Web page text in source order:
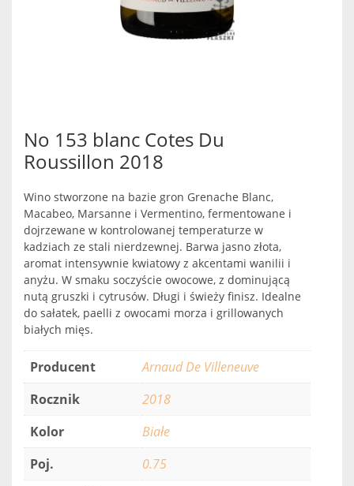
No 153 blanc Cotes Du
Roussillon 2018
Wino stworzone na bazie gron Grenache Blanc,
Macabeo, Marsanne i Vermentino, fermentowane i
dojrzewane w kontrolowanej temperaturze w
kadziach ze stali nierdzewnej. Barwa jasno złota,
aromat intensywnie kwiatowy z akcentami wanilii i
anyżu. W smaku soczyście owocowe, z dominującą
nutą gruszki i cytrusów. Długi i świeży finisz. Idealne
do sałatek, paelli z owocami morza i grillowanych
białych mięs.
Producent
Arnaud De Villeneuve
Rocznik
2018
Kolor
Białe
Poj.
0.75